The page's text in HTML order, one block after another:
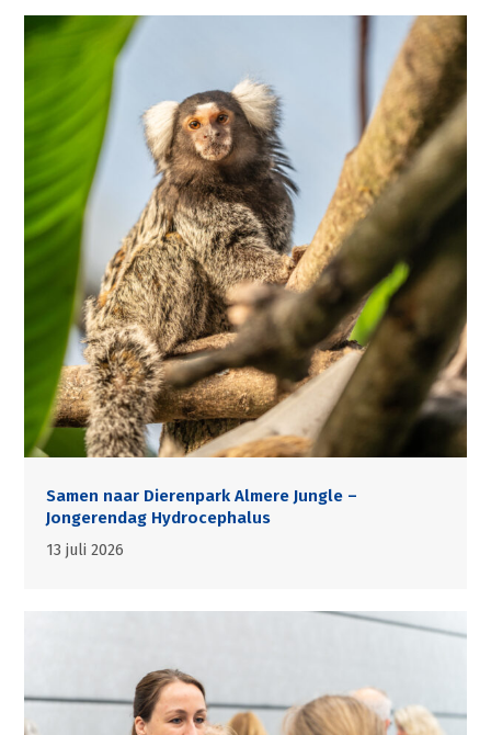
Samen naar Dierenpark Almere Jungle –
Jongerendag Hydrocephalus
13 juli 2026